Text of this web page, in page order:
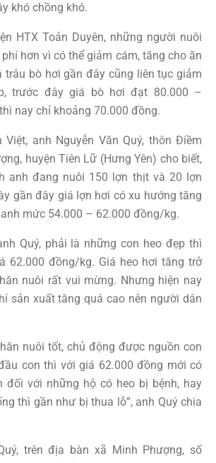
khó chồng khó.
HTX Toản Duyên, những người nuôi
hơn vì có thể giảm cám, tăng cho ăn
trâu bò hơi gần đây cũng liên tục giảm
trước đây giá bò hơi đạt 80.000 –
nay chỉ khoảng 70.000 đồng.
anh Nguyễn Văn Quý, thôn Điềm
huyện Tiên Lữ (Hưng Yên) cho biết,
anh đang nuôi 150 lợn thịt và 20 lợn
gần đây giá lợn hơi có xu hướng tăng
mức 54.000 – 62.000 đồng/kg.
Quý, phải là những con heo đẹp thì
62.000 đồng/kg. Giá heo hơi tăng trở
nuôi rất vui mừng. Nhưng hiện nay
sản xuất tăng quá cao nên người dân
nuôi tốt, chủ động được nguồn con
con thì với giá 62.000 đồng mới có
đối với những hộ có heo bị bệnh, hay
thì gần như bị thua lỗ”, anh Quý chia
trên địa bàn xã Minh Phượng, số